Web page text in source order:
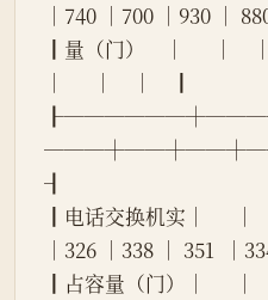
│740 │700 │930 │
┃量（门）    │      │
│      │    │    ┃
┨
┃电话交换机实│      │
│326 │338 │ 351
┃占容量（门）│      │